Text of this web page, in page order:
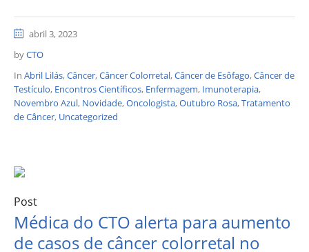
abril 3, 2023
byCTO
In Abril Lilás,Câncer,Câncer Colorretal,Câncer de Esôfago,Câncer de
Testículo, Encontros Científicos, Enfermagem, Imunoterapia,
Novembro Azul, Novidade,Oncologista,Outubro Rosa,Tratamento
de Câncer, Uncategorized
Post
Médica do CTO alerta para aumento
de casos de câncer colorretal no